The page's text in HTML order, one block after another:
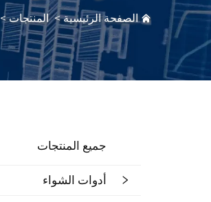
الصفحة الرئيسية>المنتجات>
جميع المنتجات
أدوات الشواء